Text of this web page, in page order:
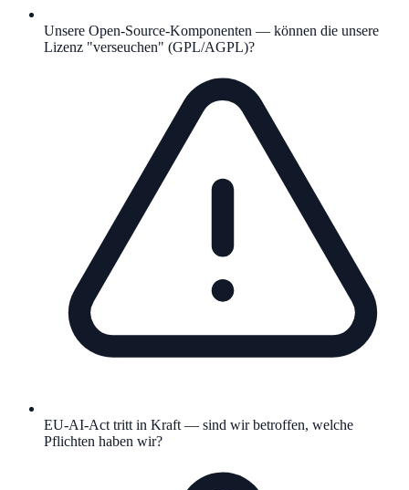
Unsere Open-Source-Komponenten — können die unsere
Lizenz "verseuchen" (GPL/AGPL)?
EU-AI-Act tritt in Kraft — sind wir betroffen, welche
Pflichten haben wir?